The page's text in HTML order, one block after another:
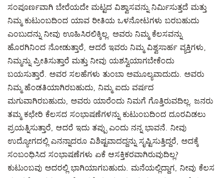
ಸಂಪೂರ್ಣವಾಗಿ ಬೇರೆಯದೇ ಮಟ್ಟದ ವಿಶ್ವಾಸವನ್ನು ನಿರ್ಮಿಸುತ್ತದೆ ಮತ್ತು
ನಿಮ್ಮ ಕುಟುಂಬದಿಂದ ಯಾವ ರೀತಿಯ ಒಳನೋಟಗಳು ಬರಬಹುದು
ಎಂಬುದನ್ನು ನೀವು ಊಹಿಸಿರಲಿಕ್ಕಿಲ್ಲ. ಅವರು ನಿಮ್ಮ ಕೆಲಸವನ್ನು
ಹೊರಗಿನಿಂದ ನೋಡುತ್ತಾರೆ, ಆದರೆ ಇವರು ನಿಮ್ಮ ವಿಶ್ವಸಾರ್ಹ ವ್ಯಕ್ತಿಗಳು,
ನಿಮ್ಮನ್ನು ಪ್ರೀತಿಸುತ್ತಾರೆ ಮತ್ತು ನೀವು ಯಶಸ್ವಿಯಾಗಬೇಕೆಂದು
ಬಯಸುತ್ತಾರೆ. ಅವರ ಸಲಹೆಗಳು ತುಂಬಾ ಅಮೂಲ್ಯವಾದುದು. ಅವರು
ನಿಮ್ಮ ಹೆಂಡತಿಯಾಗಿರಬಹುದು, ನಿಮ್ಮ ಐದು ವರ್ಷದ
ಮಗುವಾಗಿರಬಹುದು, ಅವರು ಯಾರೆಂದು ನಿಮಗೆ ಗೊತ್ತಿರುವದಿಲ್ಲ. ಜನರು
ತಮ್ಮ ಕಛೇರಿ ಕೆಲಸದ ಸಂಭಾಷಣೆಗಳನ್ನು ಕುಟುಂಬದಿಂದ ದೂರವಿಡಲು
ಪ್ರಯತ್ನಿಸುತ್ತಾರೆ, ಆದರೆ ಇದು ತಪ್ಪು ಎಂದು ನನ್ನ ಭಾವನೆ. ನೀವು
ಉದ್ಯೋಗದಲ್ಲಿ ಎನನ್ನಾದರೂ ವಿಶಿಷ್ಟವಾದದ್ದನ್ನು ಸೃಷ್ಟಿಸುತ್ತಿದ್ದರೆ, ಅದಕ್ಕೆ
ಸಂಬಂಧಿಸಿದ ಸಂಭಾಷಣೆಗಳು ಏಕೆ ಆಸಕ್ತಿಕರವಾಗಿರುವುದಿಲ್ಲ?
ಕುಟುಂಬವು ಅದರಲ್ಲಿ ಭಾಗಿಯಾಗಬಹುದು. ಮನೆಯಲ್ಲಿದ್ದಾಗ, ನೀವು ಕೆಲಸ